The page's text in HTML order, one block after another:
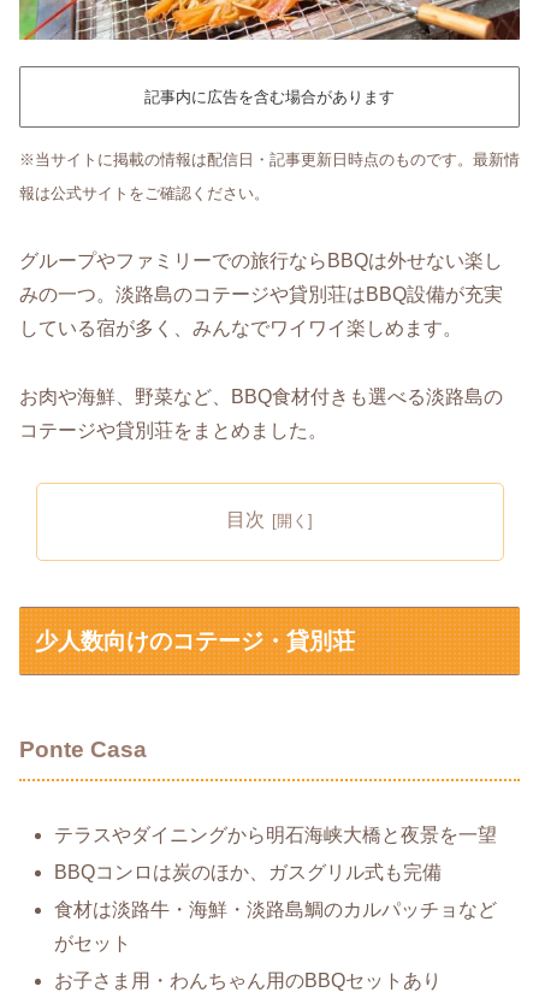
記事内に広告を含む場合があります
※当サイトに掲載の情報は配信日・記事更新日時点のものです。最新情
報は公式サイトをご確認ください。
グループやファミリーでの旅行ならBBQは外せない楽し
みの一つ。淡路島のコテージや貸別荘はBBQ設備が充実
している宿が多く、みんなでワイワイ楽しめます。
お肉や海鮮、野菜など、BBQ食材付きも選べる淡路島の
コテージや貸別荘をまとめました。
目次
少人数向けのコテージ・貸別荘
Ponte Casa
テラスやダイニングから明石海峡大橋と夜景を一望
BBQコンロは炭のほか、ガスグリル式も完備
食材は淡路牛・海鮮・淡路島鯛のカルパッチョなど
がセット
お子さま用・わんちゃん用のBBQセットあり